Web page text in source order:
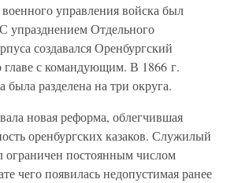
управления войска был
упразднением Отдельного
создавался Оренбургский
главе с командующим. В 1866 г.
была разделена на три округа.
новая реформа, облегчившая
оренбургских казаков. Служилый
ограничен постоянным числом
чего появилась недопустимая ранее